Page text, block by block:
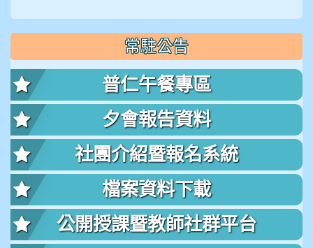
常駐公告
普仁午餐專區
夕會報告資料
社團介紹暨報名系統
檔案資料下載
公開授課暨教師社群平台